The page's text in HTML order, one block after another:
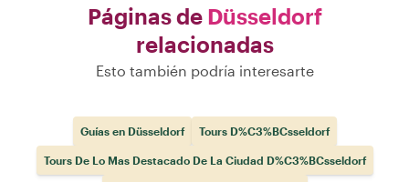
Páginas de Düsseldorf
relacionadas
Esto también podría interesarte
Guías en Düsseldorf Tours D%C3%BCsseldorf
Tours De Lo Mas Destacado De La Ciudad D%C3%BCsseldorf